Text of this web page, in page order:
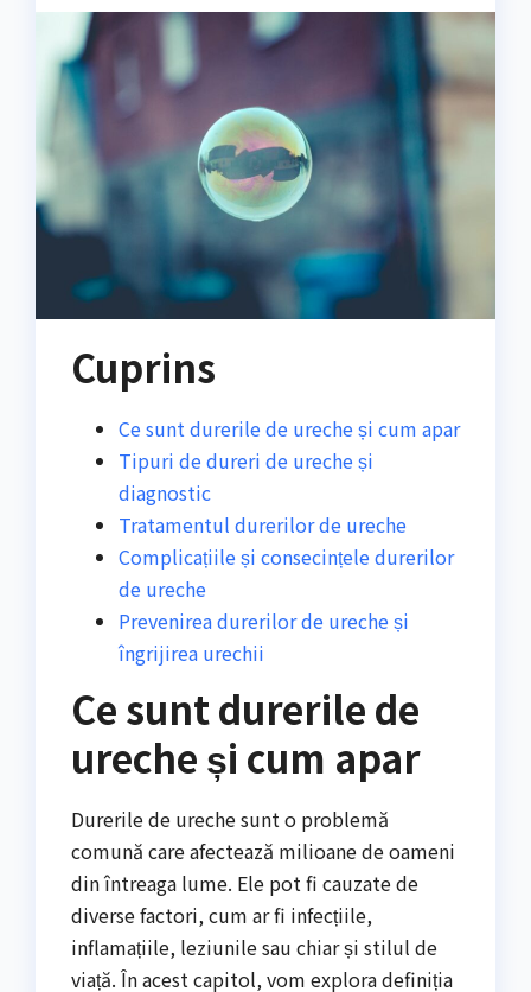
Cuprins
Ce sunt durerile de ureche și cum apar
Tipuri de dureri de ureche și
diagnostic
Tratamentul durerilor de ureche
Complicațiile și consecințele durerilor
de ureche
Prevenirea durerilor de ureche și
îngrijirea urechii
Ce sunt durerile de
ureche și cum apar
Durerile de ureche sunt o problemă
comună care afectează milioane de oameni
din întreaga lume. Ele pot fi cauzate de
diverse factori, cum ar fi infecțiile,
inflamațiile, leziunile sau chiar și stilul de
viață. În acest capitol, vom explora definiția